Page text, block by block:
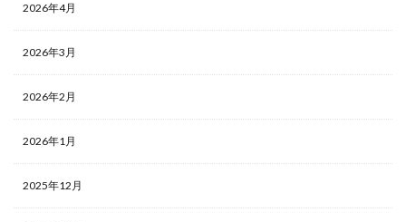
2026年4月
2026年3月
2026年2月
2026年1月
2025年12月